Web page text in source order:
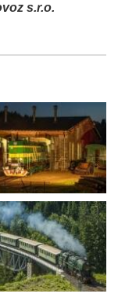
s.r.o.